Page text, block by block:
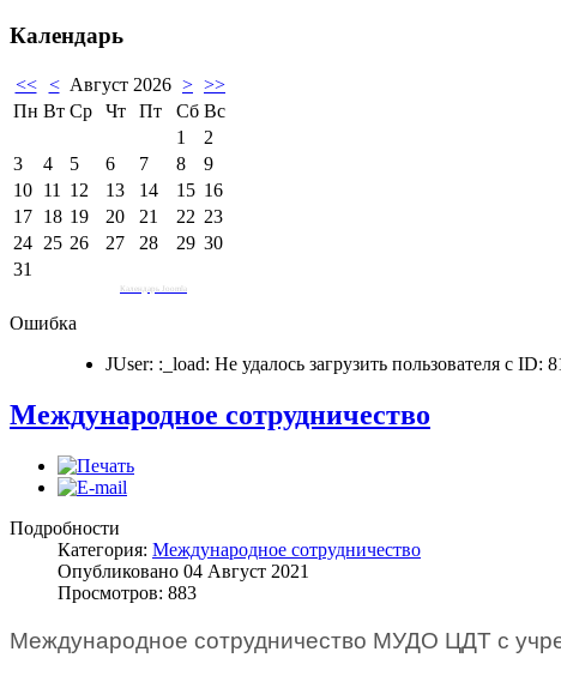
Календарь
<< < Август 2026 > >>
Пн Вт Ср Чт Пт Сб Вс
1
2
3
4 5 6 7 8
9
10 11 12 13 14 15 16
17 18 19 20 21 22 23
24 25 26 27 28 29 30
31
Календарь Joomla
Ошибка
JUser: :_load: Не удалось загрузить пользователя с ID:
Международное сотрудничество
Подробности
Категория: Международное сотрудничество
Опубликовано 04 Август 2021
Просмотров: 883
Международное сотрудничество МУДО ЦДТ с